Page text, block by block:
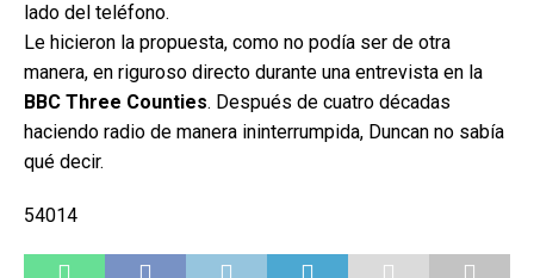
lado del teléfono.
Le hicieron la propuesta, como no podía ser de otra
manera, en riguroso directo durante una entrevista en la
BBC Three Counties. Después de cuatro décadas
haciendo radio de manera ininterrumpida, Duncan no sabía
qué decir.
54014